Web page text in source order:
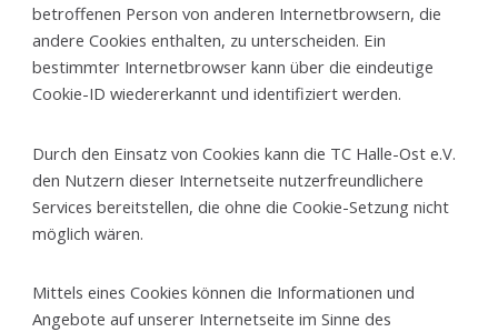
betroffenen Person von anderen Internetbrowsern, die
andere Cookies enthalten, zu unterscheiden. Ein
bestimmter Internetbrowser kann über die eindeutige
Cookie-ID wiedererkannt und identifiziert werden.
Durch den Einsatz von Cookies kann die TC Halle-Ost e.V.
den Nutzern dieser Internetseite nutzerfreundlichere
Services bereitstellen, die ohne die Cookie-Setzung nicht
möglich wären.
Mittels eines Cookies können die Informationen und
Angebote auf unserer Internetseite im Sinne des